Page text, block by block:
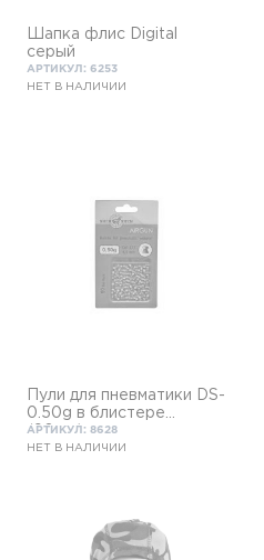
Шапка флис Digital
серый
АРТИКУЛ: 6253
НЕТ В НАЛИЧИИ
Пули для пневматики DS-
0.50g в блистере
(90шт)
АРТИКУЛ: 8628
НЕТ В НАЛИЧИИ